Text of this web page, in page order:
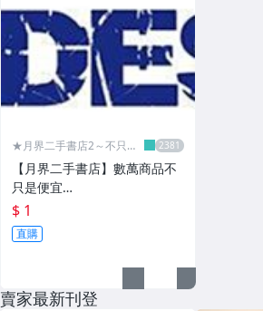
★月界二手書店2～不只是
【月界二手書店】數萬商品不
只是便宜…
$ 1
直購
賣家最新刊登